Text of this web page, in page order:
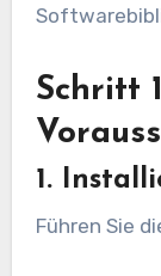
Schritt
1.
Führen Sie